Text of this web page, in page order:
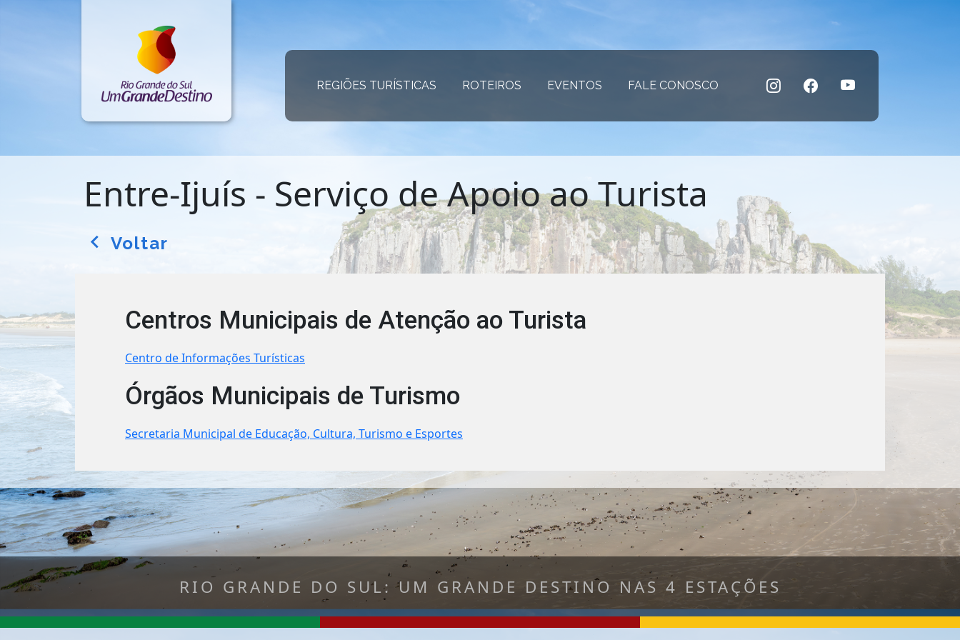
REGIÕES TURÍSTICAS (página atual)
ROTEIROS (página atual)
EVENTOS (página atual)
FALE CONOSCO (página atual)
Entre-Ijuís - Serviço de Apoio ao Turista
arrow_back_ios Voltar
Centros Municipais de Atenção ao Turista
Centro de Informações Turísticas
Órgãos Municipais de Turismo
Secretaria Municipal de Educação, Cultura, Turismo e Esportes
RIO GRANDE DO SUL: UM GRANDE DESTINO NAS 4 ESTAÇÕES